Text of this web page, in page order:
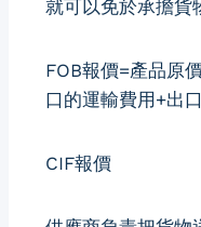
就可以免於承擔貨
FOB報價=產品原
口的運輸費用+出
CIF報價